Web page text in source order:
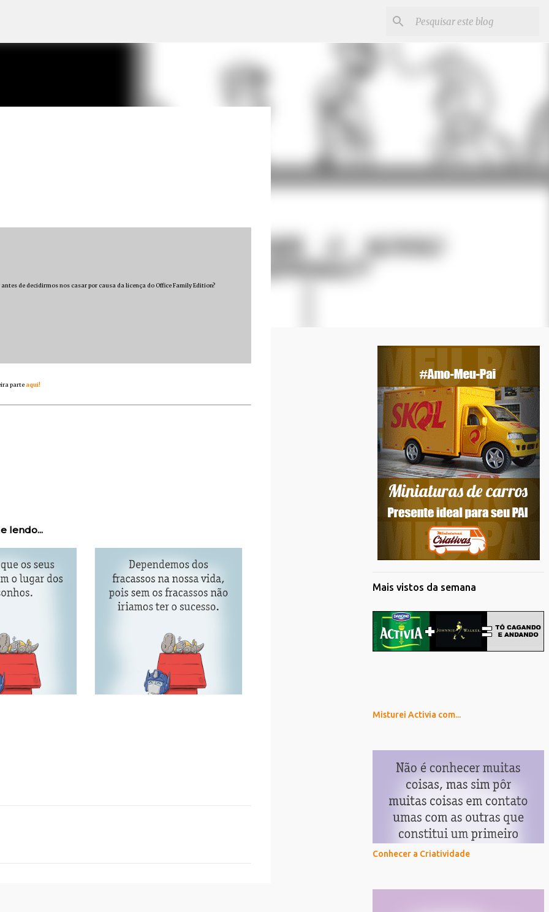
de decidirmos nos casar por causa da licença do Office Family Edition?
parteaqui!
lendo...
Mais vistos da semana
Misturei Activia com...
Conhecer a Criatividade